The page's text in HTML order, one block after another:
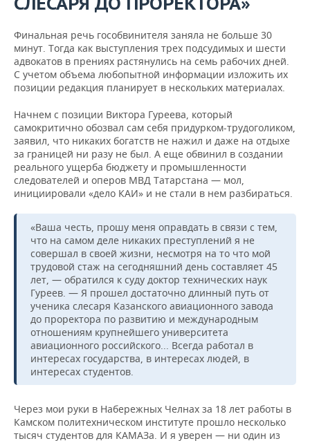
Финальная речь гособвинителя заняла не больше 30
минут. Тогда как выступления трех подсудимых и шести
адвокатов в прениях растянулись на семь рабочих дней.
С учетом объема любопытной информации изложить их
позиции редакция планирует в нескольких материалах.
Начнем с позиции Виктора Гуреева, который
самокритично обозвал сам себя придурком-трудоголиком,
заявил, что никаких богатств не нажил и даже на отдыхе
за границей ни разу не был. А еще обвинил в создании
реального ущерба бюджету и промышленности
следователей и оперов МВД Татарстана — мол,
инициировали «дело КАИ» и не стали в нем разбираться.
«Ваша честь, прошу меня оправдать в связи с тем,
что на самом деле никаких преступлений я не
совершал в своей жизни, несмотря на то что мой
трудовой стаж на сегодняшний день составляет 45
лет, — обратился к суду доктор технических наук
Гуреев. — Я прошел достаточно длинный путь от
ученика слесаря Казанского авиационного завода
до проректора по развитию и международным
отношениям крупнейшего университета
авиационного российского... Всегда работал в
интересах государства, в интересах людей, в
интересах студентов.
Через мои руки в Набережных Челнах за 18 лет работы в
Камском политехническом институте прошло несколько
тысяч студентов для КАМАЗа. И я уверен — ни один из